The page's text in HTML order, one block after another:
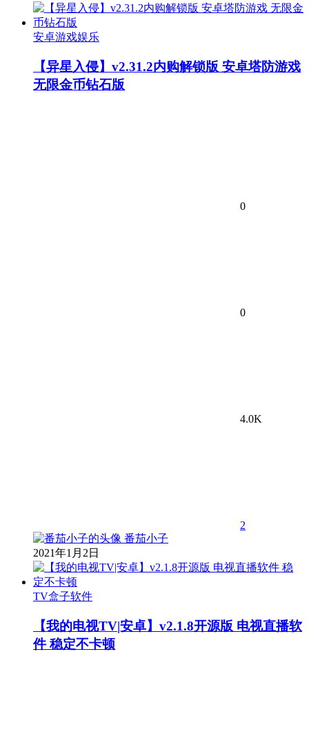
安卓游戏娱乐
【异星入侵】v2.31.2内购解锁版 安卓塔防游戏
无限金币钻石版
0
0
4.0K
2
番茄小子
2021年1月2日
TV盒子软件
【我的电视TV|安卓】v2.1.8开源版 电视直播软
件 稳定不卡顿